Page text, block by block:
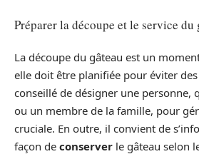
Préparer la découpe et le service du
La découpe du gâteau est un
elle doit être planifiée pour éviter
conseillé de désigner une personne,
ou un membre de la famille, pour
cruciale. En outre, il convient de
façon de conserver le gâteau selon